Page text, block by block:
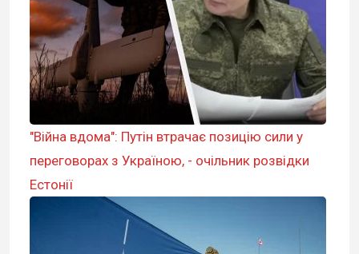
"Війна вдома": Путін втрачає позицію сили у
переговорах з Україною, - очільник розвідки
Естонії